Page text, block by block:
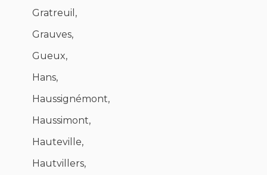
Gratreuil,
Grauves,
Gueux,
Hans,
Haussignémont,
Haussimont,
Hauteville,
Hautvillers,